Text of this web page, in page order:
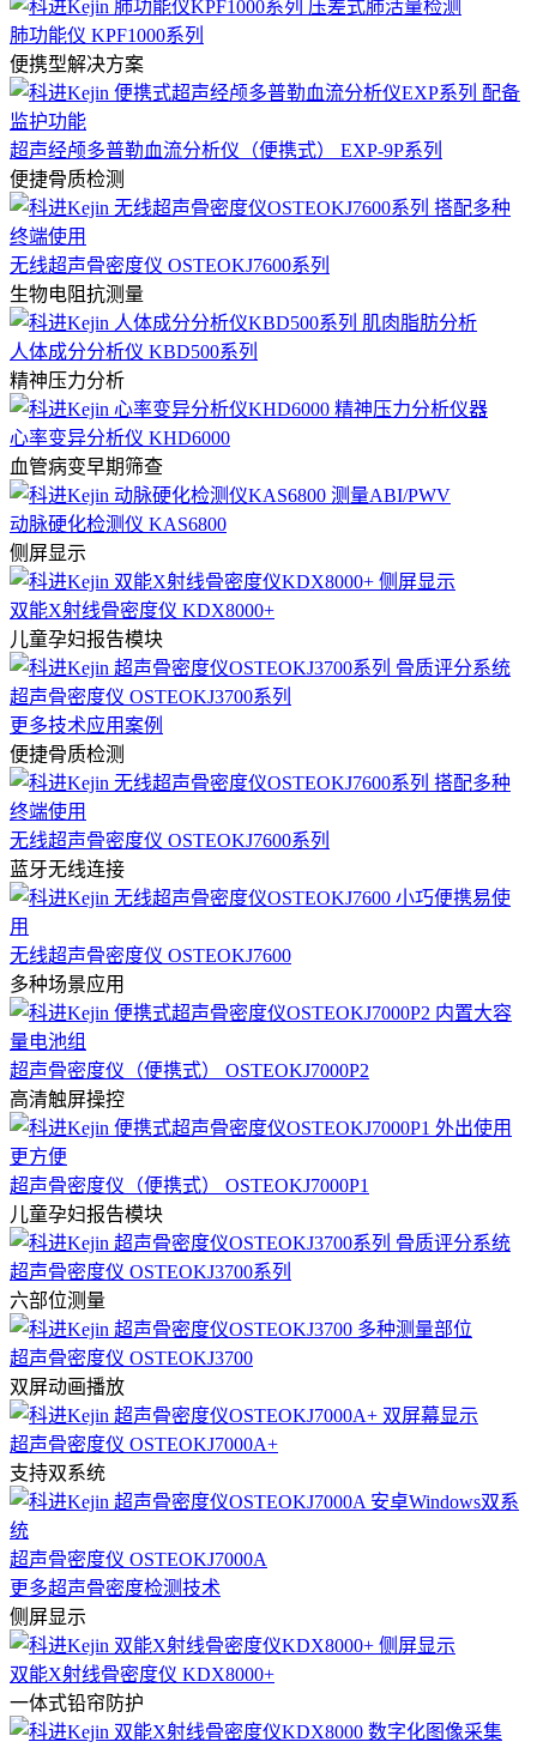
肺功能仪 KPF1000系列
便携型解决方案
超声经颅多普勒血流分析仪（便携式） EXP-9P系列
便捷骨质检测
无线超声骨密度仪 OSTEOKJ7600系列
生物电阻抗测量
人体成分分析仪 KBD500系列
精神压力分析
心率变异分析仪 KHD6000
血管病变早期筛查
动脉硬化检测仪 KAS6800
侧屏显示
双能X射线骨密度仪 KDX8000+
儿童孕妇报告模块
超声骨密度仪 OSTEOKJ3700系列
更多技术应用案例
便捷骨质检测
无线超声骨密度仪 OSTEOKJ7600系列
蓝牙无线连接
无线超声骨密度仪 OSTEOKJ7600
多种场景应用
超声骨密度仪（便携式） OSTEOKJ7000P2
高清触屏操控
超声骨密度仪（便携式） OSTEOKJ7000P1
儿童孕妇报告模块
超声骨密度仪 OSTEOKJ3700系列
六部位测量
超声骨密度仪 OSTEOKJ3700
双屏动画播放
超声骨密度仪 OSTEOKJ7000A+
支持双系统
超声骨密度仪 OSTEOKJ7000A
更多超声骨密度检测技术
侧屏显示
双能X射线骨密度仪 KDX8000+
一体式铅帘防护